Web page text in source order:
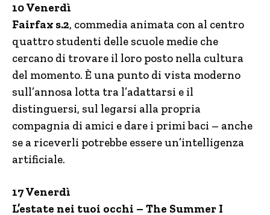
10 Venerdì
Fairfax s.2, commedia animata con al centro
quattro studenti delle scuole medie che
cercano di trovare il loro posto nella cultura
del momento. È una punto di vista moderno
sull’annosa lotta tra l’adattarsi e il
distinguersi, sul legarsi alla propria
compagnia di amici e dare i primi baci – anche
se a riceverli potrebbe essere un’intelligenza
artificiale.
17 Venerdì
L’estate nei tuoi occhi – The Summer I